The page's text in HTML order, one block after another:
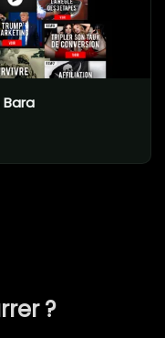
Bara
?